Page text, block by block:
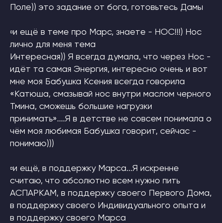
Поле)) это задание от бога, готовьтесь Дамы
▫и ещё в теме про Марс, знаете - НОС!!!) Нос
лично для меня тема
Интересная)) Я всегда думала, что через Нос -
идёт та самая Энергия, интересно очень и вот
мне моя Бабушка Ксения всегда говорила
«Катюша, смазывай нос внутри маслом черного
Тмина, сможешь большие нагрузки
принимать»....Я в детстве не совсем понимала о
чём моя любимая Бабушка говорит, сейчас -
понимаю)))
▫и ещё, в поддержку Марса...Я искренне
считаю, что абсолютно всем нужно пить
АСПАРКАМ, в поддержку своего Первого Дома,
в поддержку своего Индивидуального опыта и
в поддержку своего Марса
ОГРН 322030000010453
Договор публичной оферты
Политика конфиденциальности
О НАС
INSTAGRAM* MSF
Патент на Товарный Знак номер 1080007
Патент на Товарный Знак номер 902234
Лицензия на осуществление
образовательной деятельности
Свидетельство на Товарный Знак
СТАТЬИ
Platforms, Inc. (социальные сети
в России